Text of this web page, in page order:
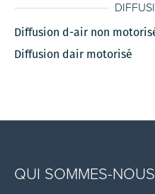
Diffusion d-air non
Diffusion dair motorisé
QUI SOMMES-